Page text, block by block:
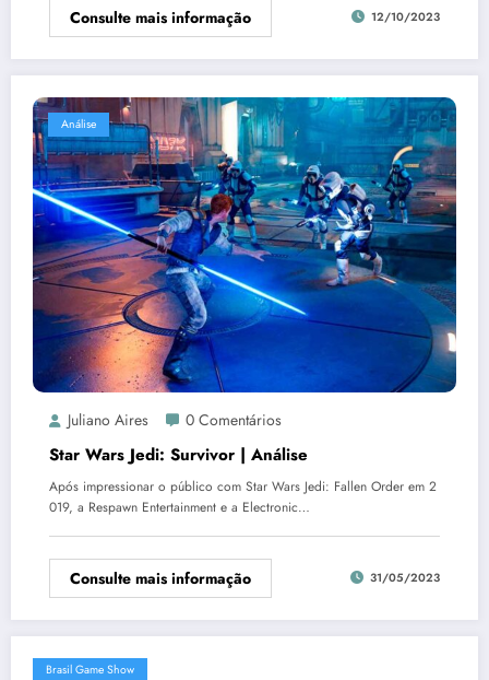
Consulte mais informação 12/10/2023
Análise
Juliano Aires 0 Comentários
Star Wars Jedi: Survivor | Análise
Após impressionar o público com Star Wars Jedi: Fallen Order em 2
019, a Respawn Entertainment e a Electronic…
Consulte mais informação 31/05/2023
Brasil Game Show